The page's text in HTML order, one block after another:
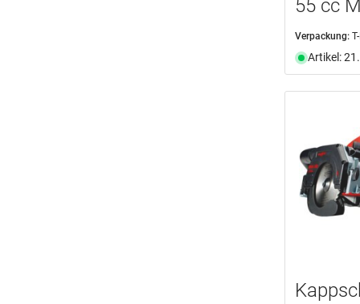
55 cc
Verpackung:
Artikel: